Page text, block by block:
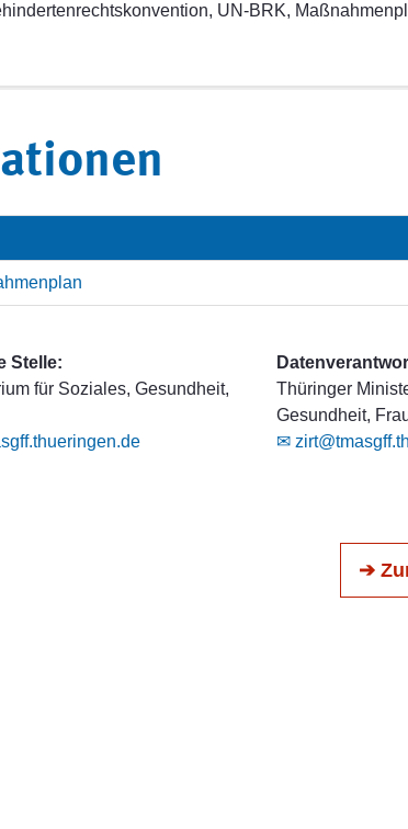
UN-BRK,
Stelle:
für Soziales, Gesundheit,
Thüringer
Gesundheit,
✉
➔